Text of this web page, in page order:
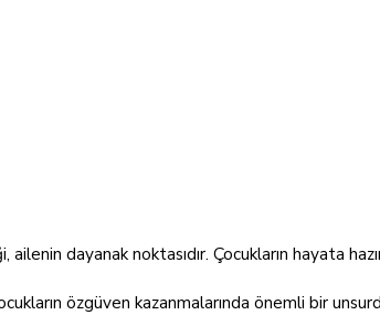
dayanak noktasıdır. Çocukların hayata
özgüven kazanmalarında önemli bir